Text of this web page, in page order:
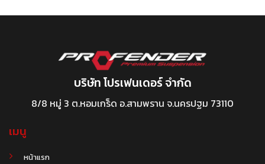
บริษัท โปรเฟนเดอร์ จำกัด
8/8 หมู่ 3 ต.หอมเกร็ด อ.สามพราน จ.นครปฐม 73110
เมนู
หน้าแรก